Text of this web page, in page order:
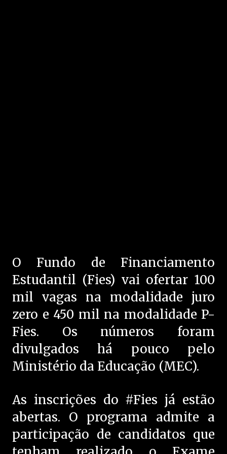
O Fundo de Financiamento
Estudantil (Fies) vai ofertar 100
mil vagas na modalidade juro
zero e 450 mil na modalidade P-
Fies. Os números foram
divulgados há pouco pelo
Ministério da Educação (MEC).
As inscrições do #Fies já estão
abertas. O programa admite a
participação de candidatos que